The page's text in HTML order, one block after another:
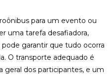
para um evento ou
uma tarefa desafiadora,
garantir que tudo ocorra
O transporte adequado é
geral dos participantes, e um